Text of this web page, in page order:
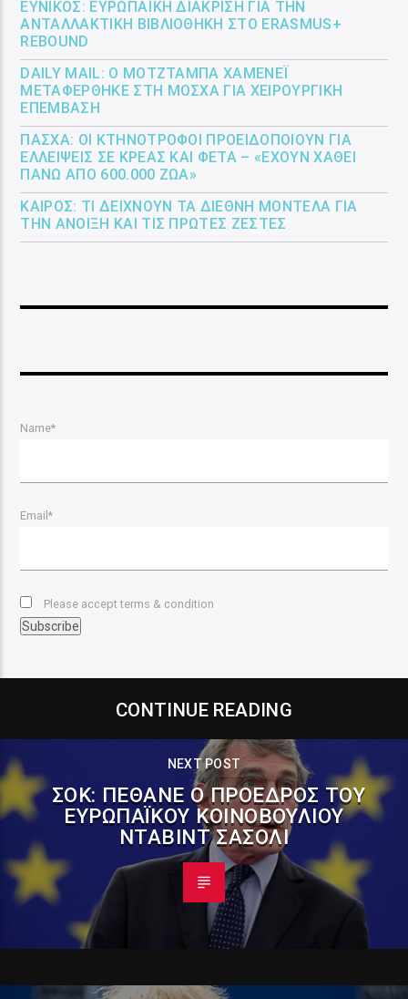
ΕΎΝΙΚΟΣ: ΕΥΡΩΠΑΪΚΉ ΔΙΆΚΡΙΣΗ ΓΙΑ ΤΗΝ
ΑΝΤΑΛΛΑΚΤΙΚΉ ΒΙΒΛΙΟΘΉΚΗ ΣΤΟ ERASMUS+
REBOUND
DAILY MAIL: Ο ΜΟΤΖΤΆΜΠΑ ΧΑΜΕΝΕΪ́
ΜΕΤΑΦΈΡΘΗΚΕ ΣΤΗ ΜΌΣΧΑ ΓΙΑ ΧΕΙΡΟΥΡΓΙΚΉ
ΕΠΈΜΒΑΣΗ
ΠΆΣΧΑ: ΟΙ ΚΤΗΝΟΤΡΌΦΟΙ ΠΡΟΕΙΔΟΠΟΙΟΎΝ ΓΙΑ
ΕΛΛΕΊΨΕΙΣ ΣΕ ΚΡΈΑΣ ΚΑΙ ΦΈΤΑ – «ΈΧΟΥΝ ΧΑΘΕΊ
ΠΆΝΩ ΑΠΌ 600.000 ΖΏΑ»
ΚΑΙΡΌΣ: ΤΙ ΔΕΊΧΝΟΥΝ ΤΑ ΔΙΕΘΝΉ ΜΟΝΤΈΛΑ ΓΙΑ
ΤΗΝ ΆΝΟΙΞΗ ΚΑΙ ΤΙΣ ΠΡΏΤΕΣ ΖΈΣΤΕΣ
Name*
Email*
Please accept terms & condition
CONTINUE READING
NEXT POST
ΣΟΚ: ΠΈΘΑΝΕ Ο ΠΡΌΕΔΡΟΣ ΤΟΥ
ΕΥΡΩΠΑΪΚΟΎ ΚΟΙΝΟΒΟΥΛΊΟΥ
ΝΤΑΒΊΝΤ ΣΑΣΌΛΙ